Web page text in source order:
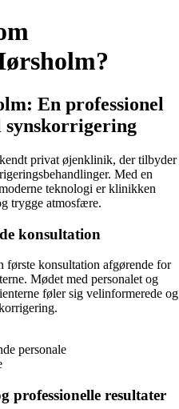
En professionel
synskorrigering
privat øjenklinik, der tilbyder
Med en
teknologi er klinikken
trygge atmosfære.
konsultation
konsultation afgørende for
Mødet med personalet og
føler sig velinformerede og
personale
professionelle resultater